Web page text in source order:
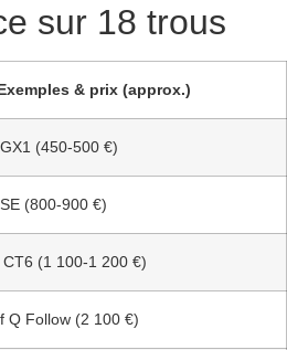
sur 18 trous
& prix (approx.)
(450-500 €)
(800-900 €)
CT6 (1 100-1 200 €)
Q Follow (2 100 €)